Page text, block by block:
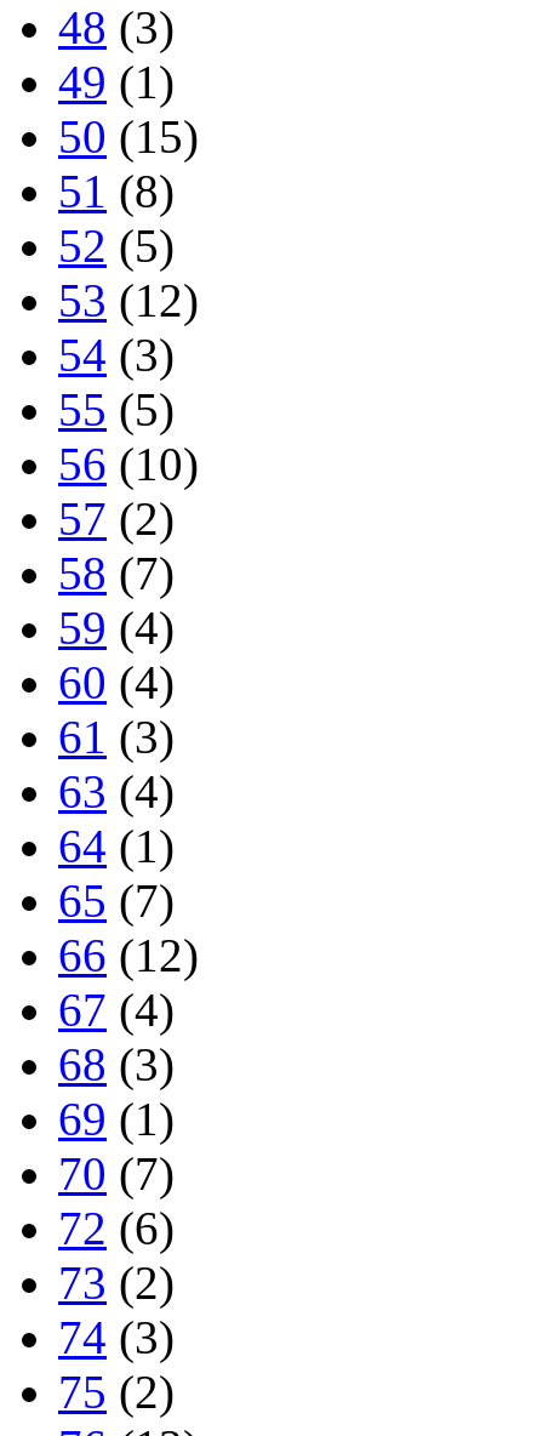
48 (3)
49 (1)
50 (15)
51 (8)
52 (5)
53 (12)
54 (3)
55 (5)
56 (10)
57 (2)
58 (7)
59 (4)
60 (4)
61 (3)
63 (4)
64 (1)
65 (7)
66 (12)
67 (4)
68 (3)
69 (1)
70 (7)
72 (6)
73 (2)
74 (3)
75 (2)